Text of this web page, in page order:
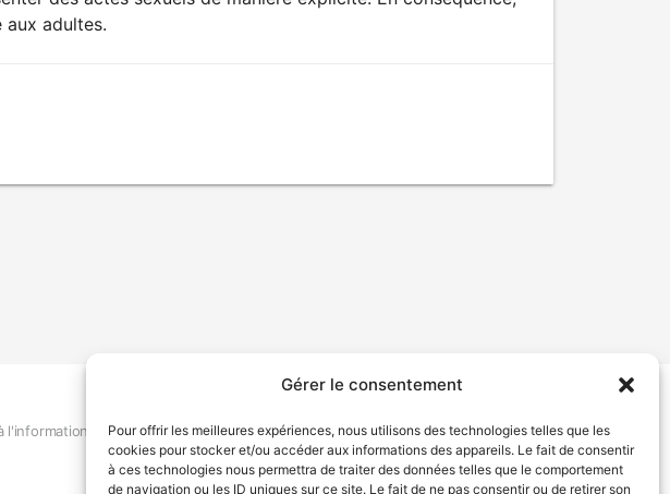
Gérer le consentement
Pour offrir les meilleures expériences, nous utilisons des technologies telles que les
cookies pour stocker et/ou accéder aux informations des appareils. Le fait de consentir
à ces technologies nous permettra de traiter des données telles que le comportement
de navigation ou les ID uniques sur ce site. Le fait de ne pas consentir ou de retirer son
aux adultes.
l'information Déclaration de services Politique de confidentialité